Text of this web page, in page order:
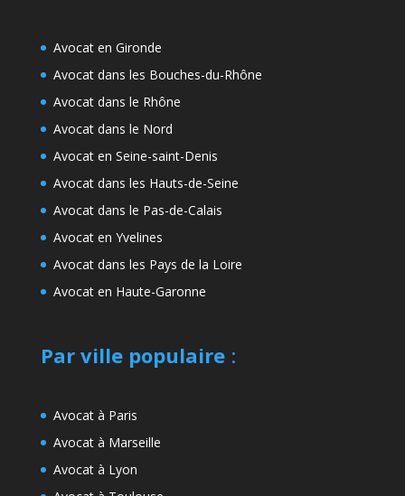
Avocat en Gironde
Avocat dans les Bouches-du-Rhône
Avocat dans le Rhône
Avocat dans le Nord
Avocat en Seine-saint-Denis
Avocat dans les Hauts-de-Seine
Avocat dans le Pas-de-Calais
Avocat en Yvelines
Avocat dans les Pays de la Loire
Avocat en Haute-Garonne
Par ville populaire:
Avocat à Paris
Avocat à Marseille
Avocat à Lyon